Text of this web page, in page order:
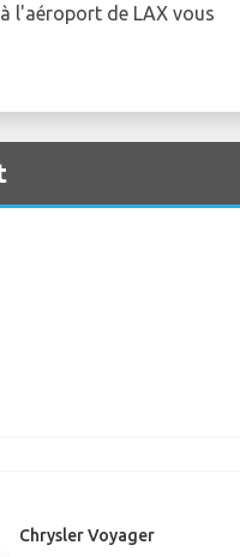
l'aéroport de LAX vous
Chrysler Voyager